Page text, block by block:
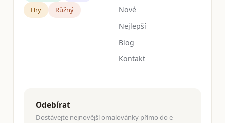
Hry
Růžný
Nové
Nejlepší
Blog
Kontakt
Odebírat
Dostávejte nejnovější omalovánky přímo do e-